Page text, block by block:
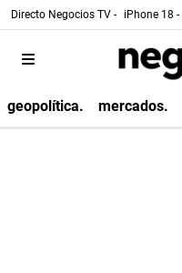
Directo Negocios TV - iPhone 18 -
geopolítica. mercados.